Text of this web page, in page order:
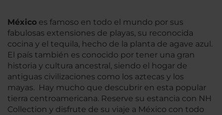
México es famoso en todo el mundo por sus
fabulosas extensiones de playas, su reconocida
cocina y el tequila, hecho de la planta de agave azul.
El país también es conocido por tener una gran
historia y cultura ancestral, siendo el hogar de
antiguas civilizaciones como los aztecas y los
mayas. Hay mucho que descubrir en esta popular
tierra centroamericana. Reserve su estancia con NH
Collection y disfrute de su viaje a México con todo